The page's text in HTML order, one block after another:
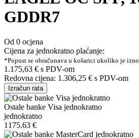
GDDR7
Od 0 ocjena
Cijena za jednokratno plaćanje:
*Popust se obračunava u košarici ukoliko je
1.175,63 € s PDV-om
Redovna cijena: 1.306,25 € s PDV-om
Izračun rata
Ostale banke Visa jednokratno
jednokratno
1175.63 €